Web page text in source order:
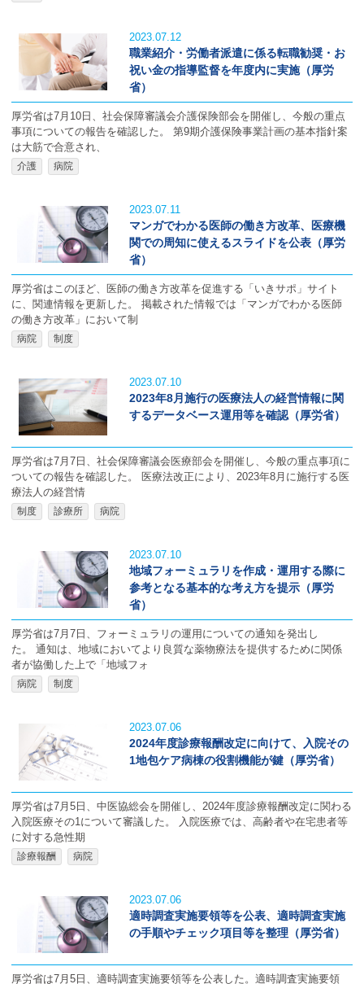
2023.07.12
職業紹介・労働者派遣に係る転職勧奨・お
祝い金の指導監督を年度内に実施（厚労
省）
厚労省は7月10日、社会保障審議会介護保険部会を開催し、今般の重点
事項についての報告を確認した。 第9期介護保険事業計画の基本指針案
は大筋で合意され、
介護 病院
2023.07.11
マンガでわかる医師の働き方改革、医療機
関での周知に使えるスライドを公表（厚労
省）
厚労省はこのほど、医師の働き方改革を促進する「いきサポ」サイト
に、関連情報を更新した。 掲載された情報では「マンガでわかる医師
の働き方改革」において制
病院 制度
2023.07.10
2023年8月施行の医療法人の経営情報に関
するデータベース運用等を確認（厚労省）
厚労省は7月7日、社会保障審議会医療部会を開催し、今般の重点事項に
ついての報告を確認した。 医療法改正により、2023年8月に施行する医
療法人の経営情
制度 診療所 病院
2023.07.10
地域フォーミュラリを作成・運用する際に
参考となる基本的な考え方を提示（厚労
省）
厚労省は7月7日、フォーミュラリの運用についての通知を発出し
た。 通知は、地域においてより良質な薬物療法を提供するために関係
者が協働した上で「地域フォ
病院 制度
2023.07.06
2024年度診療報酬改定に向けて、入院その
1地包ケア病棟の役割機能が鍵（厚労省）
厚労省は7月5日、中医協総会を開催し、2024年度診療報酬改定に関わる
入院医療その1について審議した。 入院医療では、高齢者や在宅患者等
に対する急性期
診療報酬 病院
2023.07.06
適時調査実施要領等を公表、適時調査実施
の手順やチェック項目等を整理（厚労省）
厚労省は7月5日、適時調査実施要領等を公表した。適時調査実施要領